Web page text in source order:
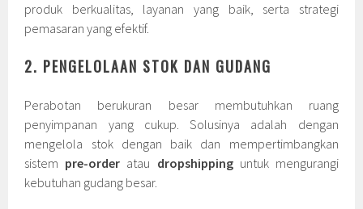
produk berkualitas, layanan yang baik, serta strategi
pemasaran yang efektif.
2. PENGELOLAAN STOK DAN GUDANG
Perabotan berukuran besar membutuhkan ruang
penyimpanan yang cukup. Solusinya adalah dengan
mengelola stok dengan baik dan mempertimbangkan
sistem pre-order atau dropshippinguntuk mengurangi
kebutuhan gudang besar.